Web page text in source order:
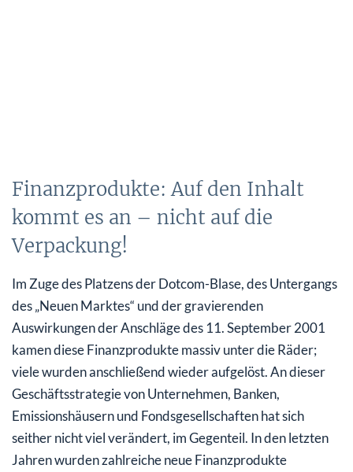
Finanzprodukte: Auf den Inhalt
kommt es an – nicht auf die
Verpackung!
Im Zuge des Platzens der Dotcom-Blase, des Untergangs
des „Neuen Marktes“ und der gravierenden
Auswirkungen der Anschläge des 11. September 2001
kamen diese Finanzprodukte massiv unter die Räder;
viele wurden anschließend wieder aufgelöst. An dieser
Geschäftsstrategie von Unternehmen, Banken,
Emissionshäusern und Fondsgesellschaften hat sich
seither nicht viel verändert, im Gegenteil. In den letzten
Jahren wurden zahlreiche neue Finanzprodukte